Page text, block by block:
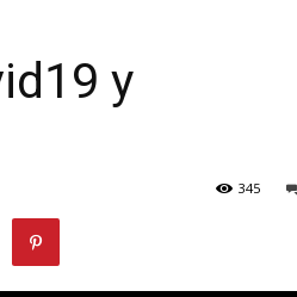
y
345